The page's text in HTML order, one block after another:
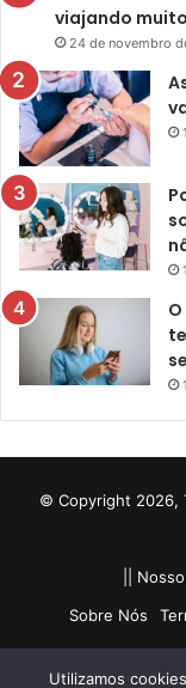
viajando muito
24 de novembro
© Copyright 2026,
||
Sobre Nós
Utilizamos